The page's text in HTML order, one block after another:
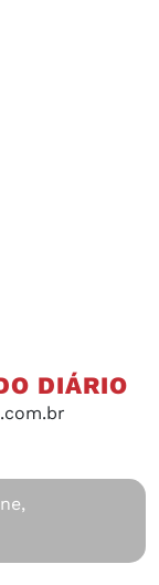
DIÁRIO